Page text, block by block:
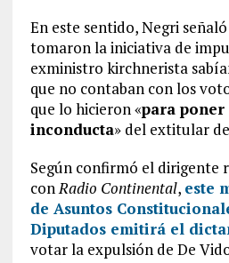
En este sentido, Negri
tomaron la iniciativa de
exministro kirchnerista
que no contaban con los
que lo hicieron «para
inconducta» del extitular
Según confirmó el dirigente
conRadio Continental, este
de Asuntos
Diputados emitirá el
votar la expulsión de De